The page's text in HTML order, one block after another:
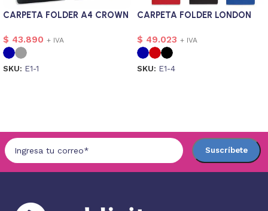
CARPETA FOLDER A4 CROWN
$ 43.890 + IVA
SKU: E1-1
CARPETA FOLDER LONDON
$ 49.023 + IVA
SKU: E1-4